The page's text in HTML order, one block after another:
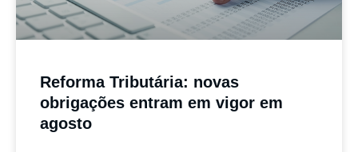
Reforma Tributária: novas
obrigações entram em vigor em
agosto